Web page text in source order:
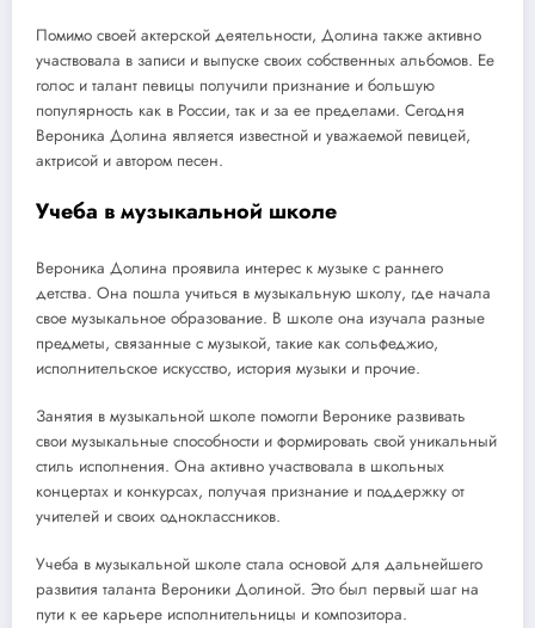
Помимо своей актерской деятельности, Долина также активно
участвовала в записи и выпуске своих собственных альбомов. Ее
голос и талант певицы получили признание и большую
популярность как в России, так и за ее пределами. Сегодня
Вероника Долина является известной и уважаемой певицей,
актрисой и автором песен.
Учеба в музыкальной школе
Вероника Долина проявила интерес к музыке с раннего
детства. Она пошла учиться в музыкальную школу, где начала
свое музыкальное образование. В школе она изучала разные
предметы, связанные с музыкой, такие как сольфеджио,
исполнительское искусство, история музыки и прочие.
Занятия в музыкальной школе помогли Веронике развивать
свои музыкальные способности и формировать свой уникальный
стиль исполнения. Она активно участвовала в школьных
концертах и конкурсах, получая признание и поддержку от
учителей и своих одноклассников.
Учеба в музыкальной школе стала основой для дальнейшего
развития таланта Вероники Долиной. Это был первый шаг на
пути к ее карьере исполнительницы и композитора.